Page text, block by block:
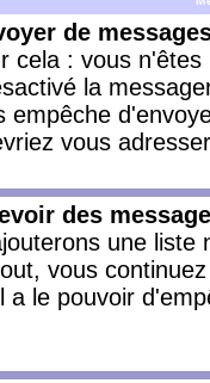
de
cela : vous
la
empêche
vous
des
une
vous
a le pouvoir